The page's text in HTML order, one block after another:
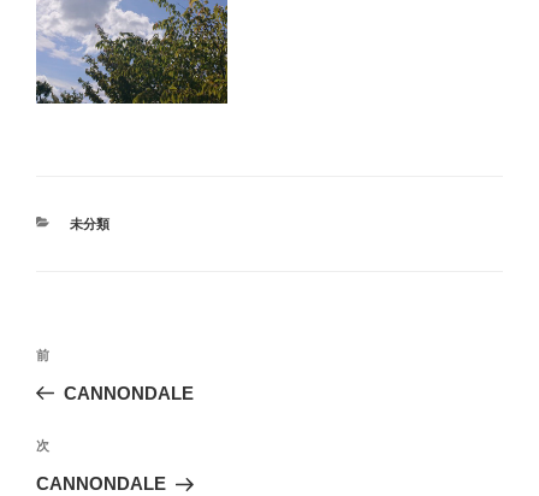
カ
未分類
投
ビ
ゲ
過
去
投
稿
前
CANNONDALE
次
の
次
CANNONDALE